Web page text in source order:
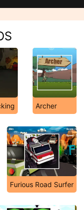
Archer
Furious Road Surfer